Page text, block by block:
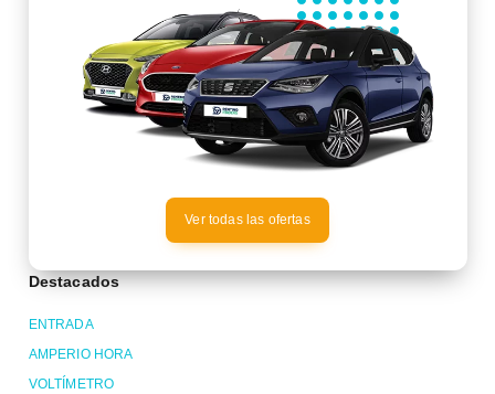
Ver todas las ofertas
Destacados
ENTRADA
AMPERIO HORA
VOLTÍMETRO